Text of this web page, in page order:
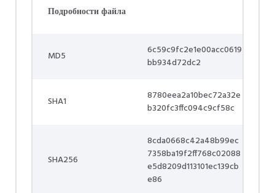
Подробности файла
MD5
6c59c9fc2e1e00acc0619
bb934d72dc2
SHA1
8780eea2a10bec72a32e
b320fc3ffc094c9cf58c
SHA256
8cda0668c42a48b99ec
7358ba19f2ff768c02088
e5d8209d113101ec139cb
e86